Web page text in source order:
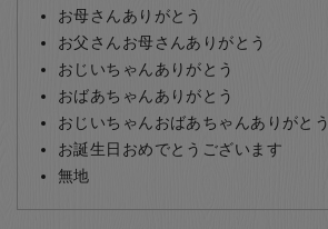
お母さんありがとう
お父さんお母さんありがとう
おじいちゃんありがとう
おばあちゃんありがとう
おじいちゃんおばあちゃんありがとう
お誕生日おめでとうございます
無地